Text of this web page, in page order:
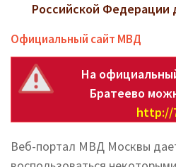
Российской Федерации
Официальный сайт МВД
На
Братеево
http://
Веб-портал МВД Москвы